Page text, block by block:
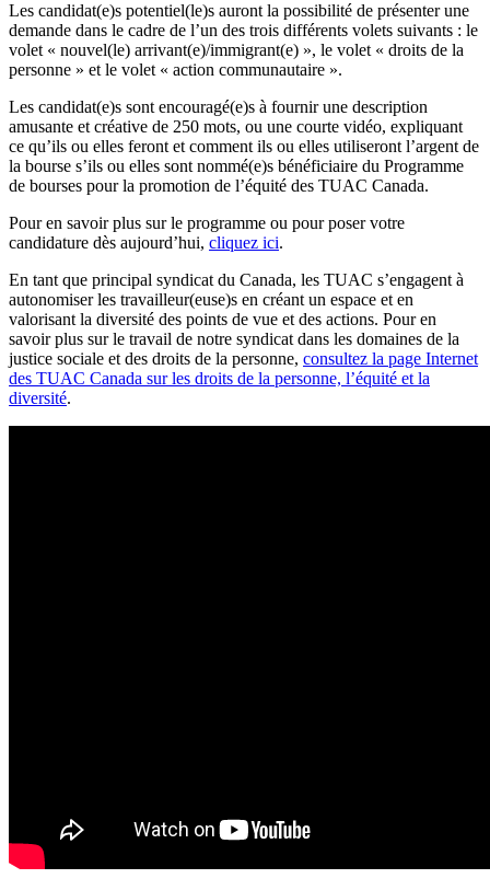
Les candidat(e)s potentiel(le)s auront la possibilité de présenter une
demande dans le cadre de l’un des trois différents volets suivants : le
volet « nouvel(le) arrivant(e)/immigrant(e) », le volet « droits de la
personne » et le volet « action communautaire ».
Les candidat(e)s sont encouragé(e)s à fournir une description
amusante et créative de 250 mots, ou une courte vidéo, expliquant
ce qu’ils ou elles feront et comment ils ou elles utiliseront l’argent de
la bourse s’ils ou elles sont nommé(e)s bénéficiaire du Programme
de bourses pour la promotion de l’équité des TUAC Canada.
Pour en savoir plus sur le programme ou pour poser votre
candidature dès aujourd’hui, cliquez ici.
En tant que principal syndicat du Canada, les TUAC s’engagent à
autonomiser les travailleur(euse)s en créant un espace et en
valorisant la diversité des points de vue et des actions. Pour en
savoir plus sur le travail de notre syndicat dans les domaines de la
justice sociale et des droits de la personne, consultez la page Internet
des TUAC Canada sur les droits de la personne, l’équité et la
diversité.